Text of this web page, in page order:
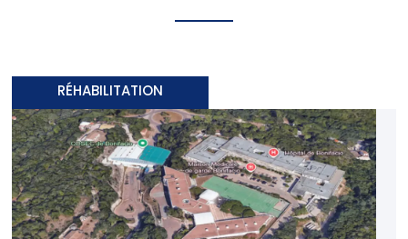
RÉHABILITATION